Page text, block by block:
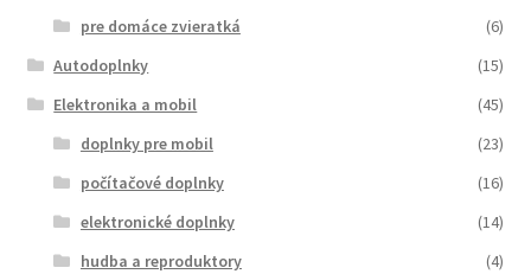
pre domáce zvieratká
(6)
Autodoplnky
(15)
Elektronika a mobil
(45)
doplnky pre mobil
(23)
počítačové doplnky
(16)
elektronické doplnky
(14)
hudba a reproduktory
(4)